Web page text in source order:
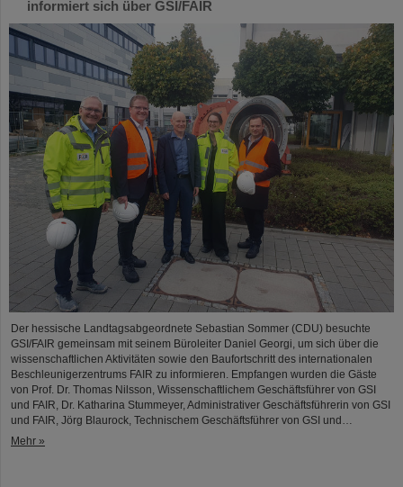
informiert sich über GSI/FAIR
Der hessische Landtagsabgeordnete Sebastian Sommer (CDU) besuchte
GSI/FAIR gemeinsam mit seinem Büroleiter Daniel Georgi, um sich über die
wissenschaftlichen Aktivitäten sowie den Baufortschritt des internationalen
Beschleunigerzentrums FAIR zu informieren. Empfangen wurden die Gäste
von Prof. Dr. Thomas Nilsson, Wissenschaftlichem Geschäftsführer von GSI
und FAIR, Dr. Katharina Stummeyer, Administrativer Geschäftsführerin von GSI
und FAIR, Jörg Blaurock, Technischem Geschäftsführer von GSI und…
Mehr »